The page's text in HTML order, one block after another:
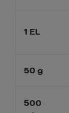
1 EL
50 g
500